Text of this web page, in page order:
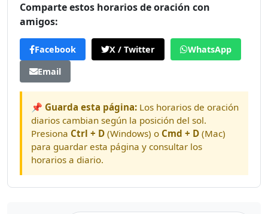
Comparte estos horarios de oración con
amigos:
Facebook X / Twitter
WhatsApp
Email
📌 Guarda esta página: Los horarios de oración
diarios cambian según la posición del sol.
Presiona Ctrl + D (Windows) o Cmd + D (Mac)
para guardar esta página y consultar los
horarios a diario.